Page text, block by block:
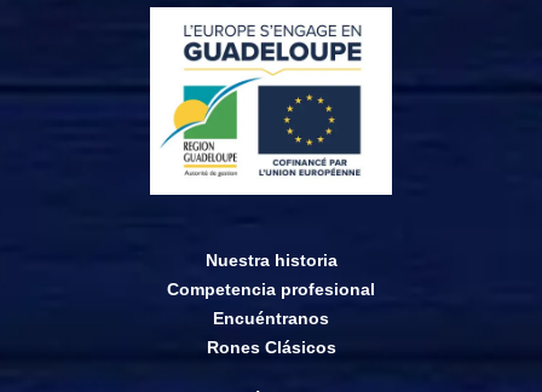
Nuestra historia
Competencia profesional
Encuéntranos
Rones Clásicos